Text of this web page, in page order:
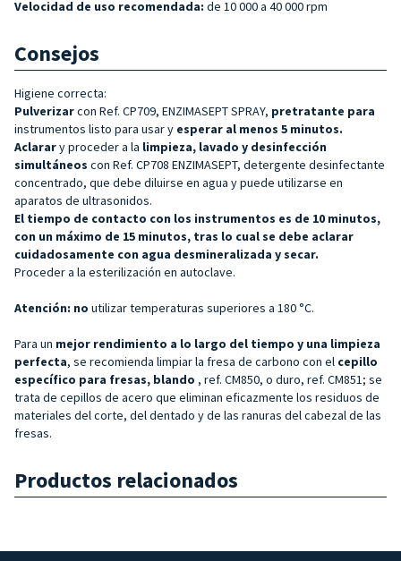
Velocidad de uso recomendada: de 10 000 a 40 000 rpm
Consejos
Higiene correcta:
Pulverizarcon Ref. CP709, ENZIMASEPT SPRAY, pretratante para
instrumentos listo para usar y esperar al menos 5 minutos.
Aclarary proceder a la limpieza, lavado y desinfección
simultáneos con Ref. CP708 ENZIMASEPT, detergente desinfectante
concentrado, que debe diluirse en agua y puede utilizarse en
aparatos de ultrasonidos.
El tiempo de contacto con los instrumentos es de 10 minutos,
con un máximo de 15 minutos, tras lo cual se debe aclarar
cuidadosamente con agua desmineralizada y secar.
Proceder a la esterilización en autoclave.
Atención: no utilizar temperaturas superiores a 180 °C.
Para un mejor rendimiento a lo largo del tiempo y una limpieza
perfecta, se recomienda limpiar la fresa de carbono con el cepillo
específico para fresas, blando , ref. CM850, o duro, ref. CM851; se
trata de cepillos de acero que eliminan eficazmente los residuos de
materiales del corte, del dentado y de las ranuras del cabezal de las
fresas.
Productos relacionados